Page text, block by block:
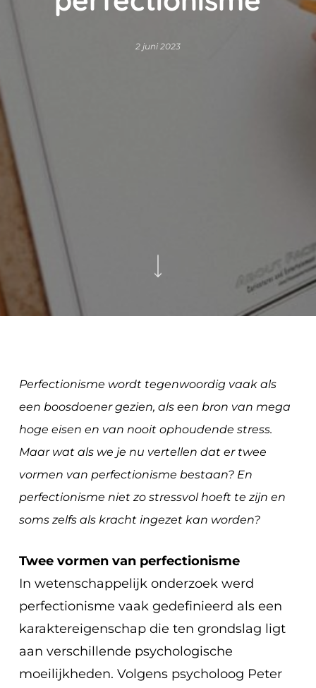
2 juni 2023
Perfectionisme wordt tegenwoordig vaak als
een boosdoener gezien, als een bron van mega
hoge eisen en van nooit ophoudende stress.
Maar wat als we je nu vertellen dat er twee
vormen van perfectionisme bestaan? En
perfectionisme niet zo stressvol hoeft te zijn en
soms zelfs als kracht ingezet kan worden?
Twee vormen van perfectionisme
In wetenschappelijk onderzoek werd
perfectionisme vaak gedefinieerd als een
karaktereigenschap die ten grondslag ligt
aan verschillende psychologische
moeilijkheden. Volgens psycholoog Peter